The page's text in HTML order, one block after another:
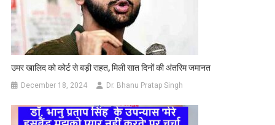
उमर खालिद को कोर्ट से बड़ी राहत, मिली सात दिनों की अंतरिम जमानत
December 18, 2024 Dr. Bhanu Pratap Singh